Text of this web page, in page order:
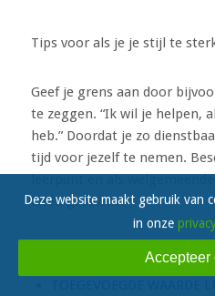
Tips voor als je je stijl te
Geef je grens aan door
te zeggen. “Ik wil je helpen,
heb.” Doordat je zo
tijd voor jezelf te nemen.
leerpunt en als
laten groeien.
Werkgeluk van een C-
Deze website maakt gebruik van
in onze
Accepteer